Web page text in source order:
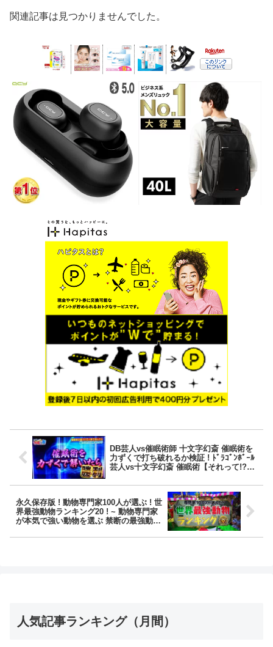
関連記事は見つかりませんでした。
DB芸人vs催眠術師 十文字幻斎 催眠術を
力ずくで打ち破れるか検証 ! ﾄﾞﾗｺﾞﾝﾎﾞｰﾙ
芸人vs十文字幻斎 催眠術【それって!?実
永久保存版 ! 動物専門家100人が選ぶ ! 世
界最強動物ランキング20 ! ~ 動物専門家
が本気で強い動物を選ぶ 禁断の最強動物
人気記事ランキング（月間）